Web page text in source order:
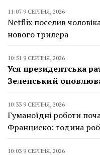
11:07 9 СЕРПНЯ, 2026
Netflix поселив
нового трилера
10:51 9 СЕРПНЯ, 2026
Уся президентська
Зеленський
10:33 9 СЕРПНЯ, 2026
Гуманоїдні роботи
Франциско: година
10:03 9 СЕРПНЯ, 2026